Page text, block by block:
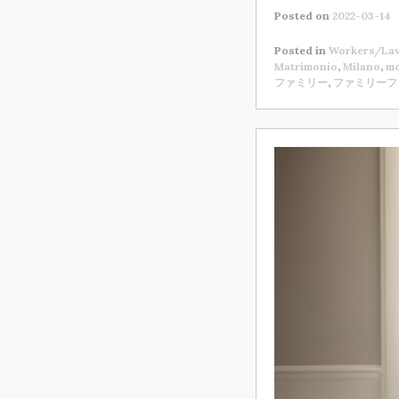
Posted on 2022-03-14
Posted in Workers/
Matrimonio, Milano,
ファミリー, ファミリー